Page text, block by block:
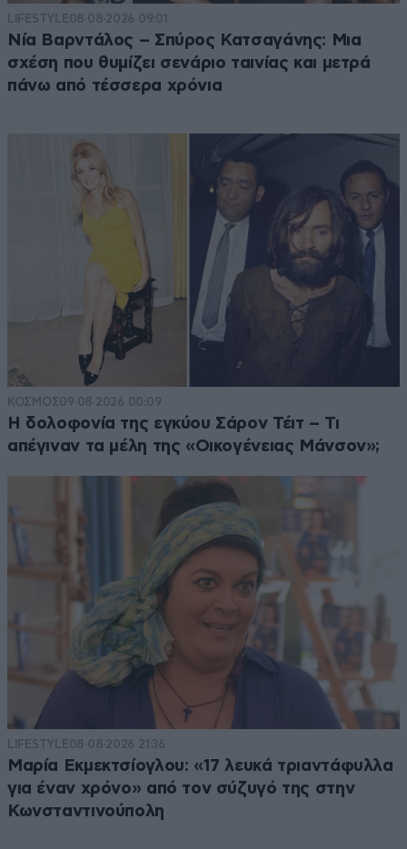
LIFESTYLE08·08·2026 09:01
Νία Βαρντάλος – Σπύρος Κατσαγάνης: Μια
σχέση που θυμίζει σενάριο ταινίας και μετρά
πάνω από τέσσερα χρόνια
ΚΟΣΜΟΣ09·08·2026 00:09
Η δολοφονία της εγκύου Σάρον Τέιτ – Τι
απέγιναν τα μέλη της «Οικογένειας Μάνσον»;
LIFESTYLE08·08·2026 21:36
Μαρία Εκμεκτσίογλου: «17 λευκά τριαντάφυλλα
για έναν χρόνο» από τον σύζυγό της στην
Κωνσταντινούπολη